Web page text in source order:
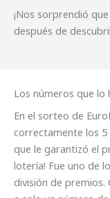
¡Nos sorprendió
después de
Los números que lo
En el sorteo de
correctamente los 5
que le garantizó el
lotería! Fue uno de
división de premios.